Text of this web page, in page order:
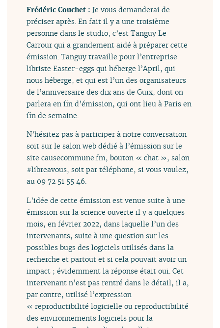
Frédéric Couchet :Je vous demanderai de
préciser après. En fait il y a une troisième
personne dans le studio, c’est Tanguy Le
Carrour qui a grandement aidé à préparer cette
émission. Tanguy travaille pour l’entreprise
libriste Easter-eggs qui héberge l’April, qui
nous héberge, et qui est l’un des organisateurs
de l’anniversaire des dix ans de Guix, dont on
parlera en fin d’émission, qui ont lieu à Paris en
fin de semaine.
N’hésitez pas à participer à notre conversation
soit sur le salon web dédié à l’émission sur le
site causecommune.fm, bouton « chat », salon
#libreavous, soit par téléphone, si vous voulez,
au 09 72 51 55 46.
L’idée de cette émission est venue suite à une
émission sur la science ouverte il y a quelques
mois, en février 2022, dans laquelle l’un des
intervenants, suite à une question sur les
possibles bugs des logiciels utilisés dans la
recherche et partout et si cela pouvait avoir un
impact ; évidemment la réponse était oui. Cet
intervenant n’est pas rentré dans le détail, il a,
par contre, utilisé l’expression
« reproductibilité logicielle ou reproductibilité
des environnements logiciels pour la